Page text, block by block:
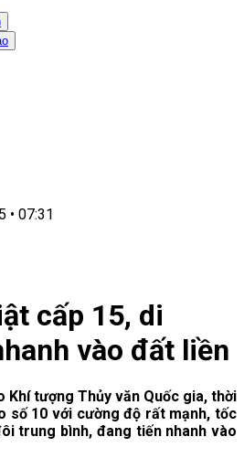
• 07:31
cấp 15, di
vào đất liền
Khí tượng Thủy văn Quốc gia, thời
số 10 với cường độ rất mạnh, tốc
trung bình, đang tiến nhanh vào